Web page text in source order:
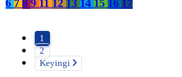
6 7 8 9 11 12 13 14 15 16 17
1
2
Keyingi